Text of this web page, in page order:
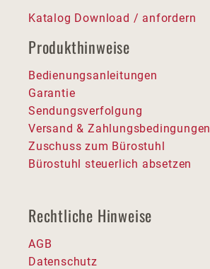
Katalog Download / anfordern
Produkthinweise
Bedienungsanleitungen
Garantie
Sendungsverfolgung
Versand & Zahlungsbedingungen
Zuschuss zum Bürostuhl
Bürostuhl steuerlich absetzen
Rechtliche Hinweise
AGB
Datenschutz